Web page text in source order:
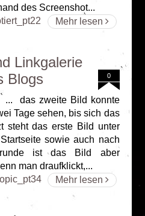
des Screenshot...
Mehr lesen
Linkgalerie
Blogs
0
das zweite Bild konnte
Tage sehen, bis sich das
steht das erste Bild unter
sowie auch nach
ist das Bild aber
man draufklickt,...
Mehr lesen